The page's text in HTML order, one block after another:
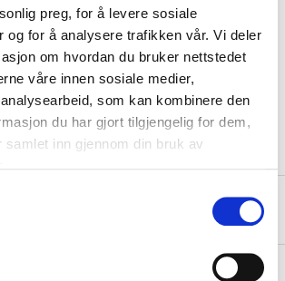
preg, for å levere sosiale
og for å analysere trafikken vår. Vi deler
om hvordan du bruker nettstedet
våre innen sosiale medier,
som kan kombinere den
du har gjort tilgjengelig for dem,
samlet inn gjennom din bruk av
88–128 mm (arm)
-20 – +90 °C (suction cup)
191 g